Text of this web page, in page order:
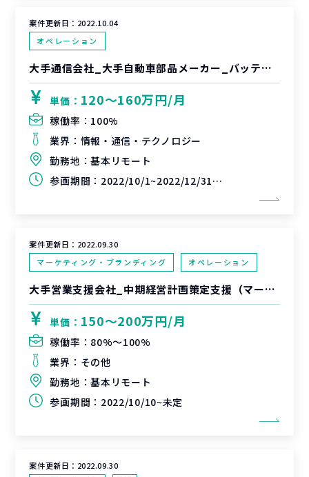
案件更新日： 2022.10.04
オペレーション
大手通信会社_大手自動車部品メーカー_バッテリートレーサビリティ対応支援
単価： 120〜160万円/月
稼働率： 100%
業界： 情報・通信・テクノロジー
勤務地：基本リモート
参画期間： 2022/10/1~2022/12/31(延長可能性あり)
案件更新日： 2022.09.30
マーケティング・ブランディング
オペレーション
大手営業支援会社_中期経営計画策定支援（マーケ/DX領域）
単価： 150〜200万円/月
稼働率： 80%〜100%
業界： その他
勤務地：基本リモート
参画期間： 2022/10/10~未定
案件更新日： 2022.09.30